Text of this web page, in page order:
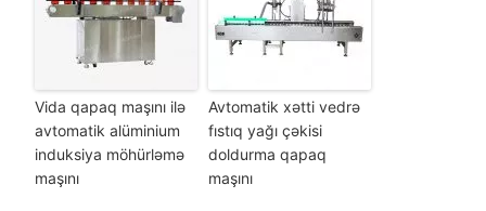
Vida qapaq maşını ilə
avtomatik alüminium
induksiya möhürləmə
maşını
Avtomatik xətti vedrə
fıstıq yağı çəkisi
doldurma qapaq
maşını